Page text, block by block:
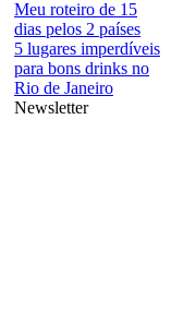
Meu roteiro de 15
dias pelos 2 países
5 lugares imperdíveis
para bons drinks no
Rio de Janeiro
Newsletter